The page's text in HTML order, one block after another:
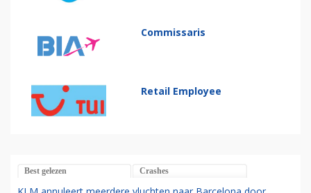
Commissaris
Retail Employee
Best gelezen Crashes